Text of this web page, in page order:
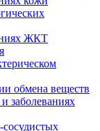
ЖКТ
обмена веществ
заболеваниях